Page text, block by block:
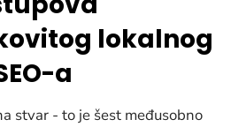
lokalnog
a
stvar - to je šest međusobno